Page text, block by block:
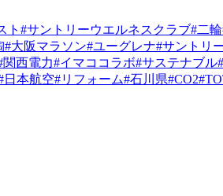
ト #サントリーウエルネスクラブ#二輪
#大阪マラソン#ユーグレナ#サントリ
関西電力#イマココラボ#サステナブル
日本航空#リフォーム#石川県#CO2